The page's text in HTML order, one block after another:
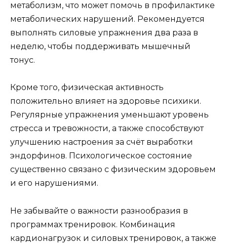
метаболизм, что может помочь в профилактике
метаболических нарушений. Рекомендуется
выполнять силовые упражнения два раза в
неделю, чтобы поддерживать мышечный
тонус.
Кроме того, физическая активность
положительно влияет на здоровье психики.
Регулярные упражнения уменьшают уровень
стресса и тревожности, а также способствуют
улучшению настроения за счёт выработки
эндорфинов. Психологическое состояние
существенно связано с физическим здоровьем
и его нарушениями.
Не забывайте о важности разнообразия в
программах тренировок. Комбинация
кардионагрузок и силовых тренировок, а также